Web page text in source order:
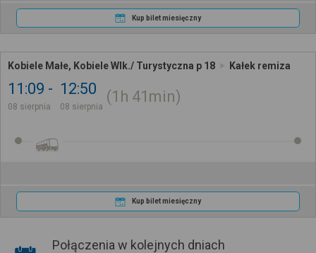
Kup bilet miesięczny
Kobiele Małe, Kobiele Wlk./ Turystyczna p 18 Kałek remiza
11:09
08 sierpnia
12:50
08 sierpnia
1h 41min
Kup bilet miesięczny
Połączenia w kolejnych dniach